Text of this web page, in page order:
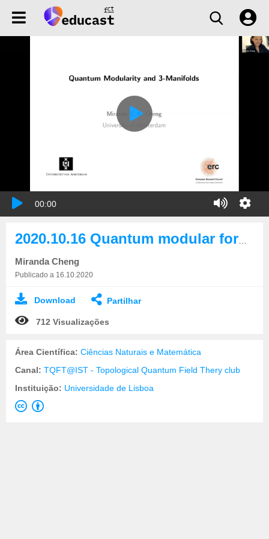
00:00
Miranda Cheng
Publicado a 16.10.2020
Download Partilhar
712 Visualizações
Área Científica: Ciências Naturais e Matemática
Canal: TQFT@IST - Topological Quantum Field Thery club
Instituição: Universidade de Lisboa